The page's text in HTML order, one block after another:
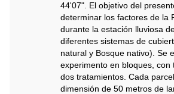
44'07". El objetivo del
determinar los factores de la
durante la estación lluviosa
diferentes sistemas de
natural y Bosque nativo). Se
experimento en bloques, con
dos tratamientos. Cada
dimensión de 50 metros de